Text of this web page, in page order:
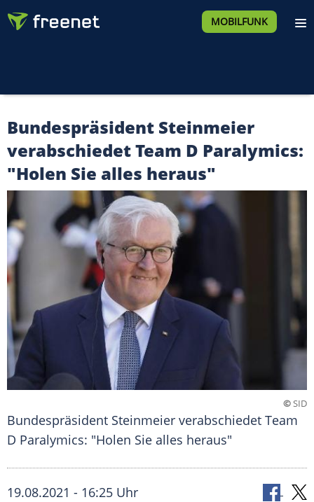
MOBILFUNK
Bundespräsident Steinmeier
verabschiedet Team D Paralymics:
"Holen Sie alles heraus"
©SID
Bundespräsident Steinmeier verabschiedet Team
D Paralymics: "Holen Sie alles heraus"
19.08.2021 - 16:25 Uhr